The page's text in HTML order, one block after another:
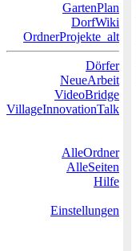
GartenPlan
DorfWiki
OrdnerProjekte_alt
Dörfer
NeueArbeit
VideoBridge
VillageInnovationTalk
AlleOrdner
AlleSeiten
Hilfe
Einstellungen